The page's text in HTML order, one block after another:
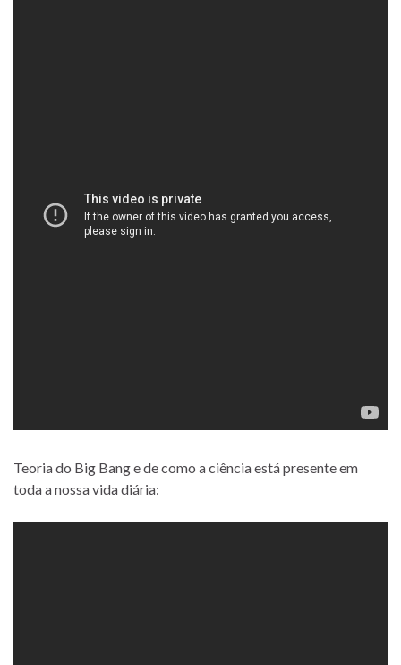
Teoria do Big Bang e de como a ciência está presente em
toda a nossa vida diária: